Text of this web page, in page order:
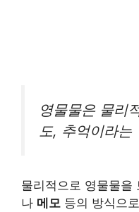
영물물은 물리
도, 추억이라는
물리적으로 영물물을
나 메모 등의 방식으